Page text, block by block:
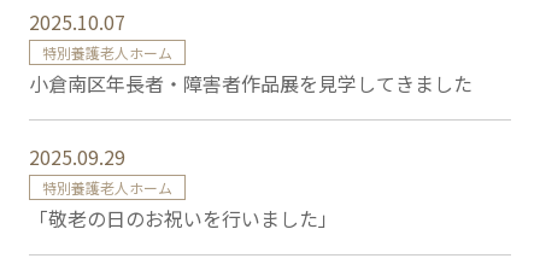
2025.10.07
特別養護老人ホーム
小倉南区年長者・障害者作品展を見学してきました
2025.09.29
特別養護老人ホーム
「敬老の日のお祝いを行いました」